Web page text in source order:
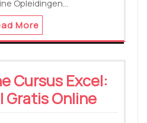
Opleidingen…
More
Cursus Excel:
Gratis Online